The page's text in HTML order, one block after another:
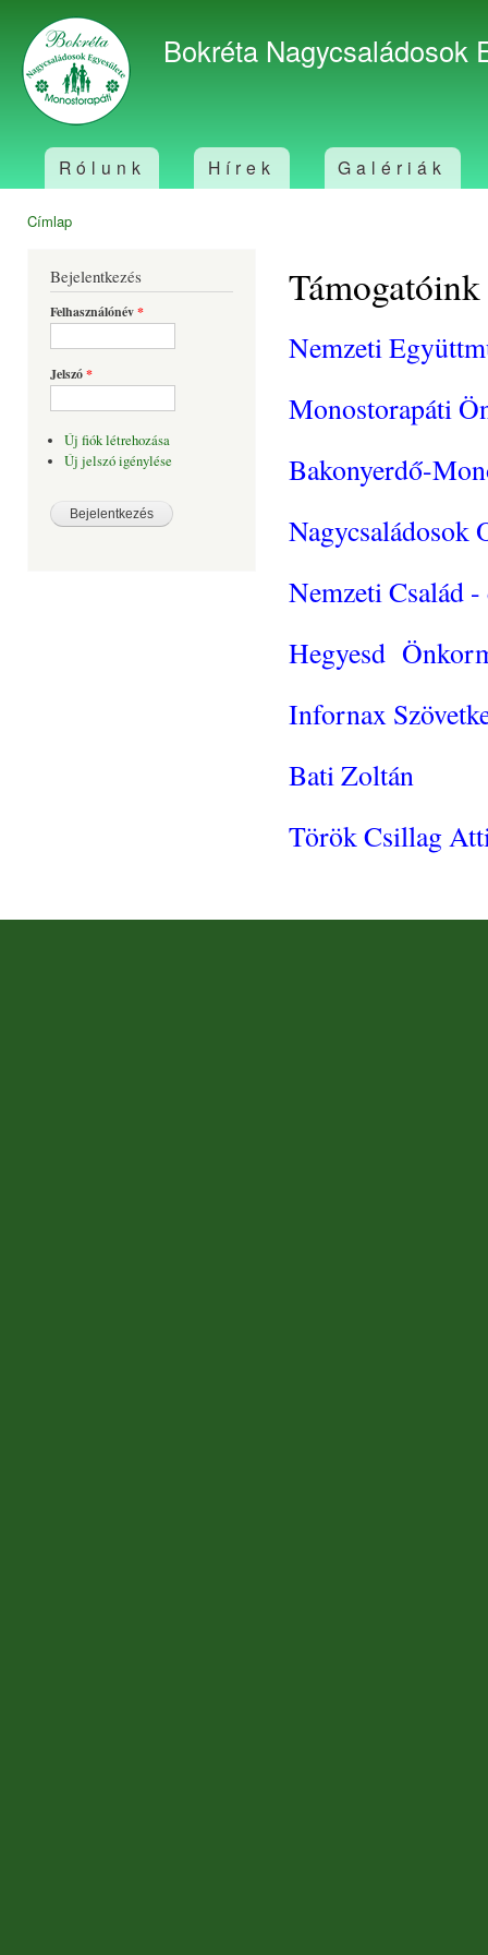
Bokréta Nagycsaládosok
Főmenü
Rólunk Hírek Galériák
Címlap
Bejelentkezés
Felhasználónév*
Jelszó*
Új fiók létrehozása
Új jelszó igénylése
Támogatóink
Nemzeti
Monostorapáti
Bakonyerdő-
Nagycsaládosok
Nemzeti Család
Hegyesd
Infornax
Bati Zoltán
Török Csillag